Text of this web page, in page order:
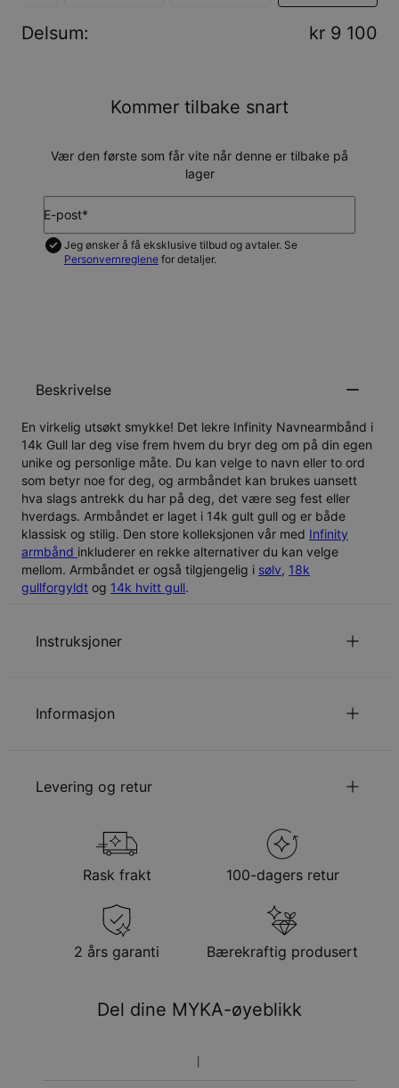
Delsum: kr 9 100
Kommer tilbake snart
Vær den første som får vite når denne er tilbake på
lager
E-post*
Jeg ønsker å få eksklusive tilbud og avtaler. Se
Personvernreglene for detaljer.
Beskrivelse
En virkelig utsøkt smykke! Det lekre Infinity Navnearmbånd i
14k Gull lar deg vise frem hvem du bryr deg om på din egen
unike og personlige måte. Du kan velge to navn eller to ord
som betyr noe for deg, og armbåndet kan brukes uansett
hva slags antrekk du har på deg, det være seg fest eller
hverdags. Armbåndet er laget i 14k gult gull og er både
klassisk og stilig. Den store kolleksjonen vår med Infinity
armbånd inkluderer en rekke alternativer du kan velge
mellom. Armbåndet er også tilgjengelig i sølv, 18k
gullforgyldt og 14k hvitt gull.
Instruksjoner
Klikk her for å se denne stilens spesielle skrifttype.
Informasjon
Målinger
15.75mm x 39.62mm
Stil / kolleksjon
Infinity Kolleksjoner
Hypoallergenisk
Levering og retur
Forventet leveringsdato
Gratis levering
søn. 23. aug. - man.
24. aug.
Ekspress levering
Få det innen
ons. 12. aug. - fre. 14.
Prisen som oppgitt for bestillingen er den endelige
Pakkene leveres direkte hjem til deg på døren mot
Rask frakt 100-dagers retur
2 års garanti Bærekraftig produsert
Del dine MYKA-øyeblikk